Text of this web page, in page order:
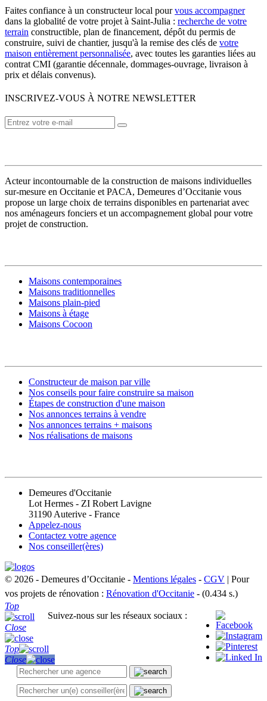
Faites confiance à un constructeur local pourvous accompagner
dans la globalité de votre projet à Saint-Julia : recherche de votre
terrain constructible, plan de financement, dépôt du permis de
construire, suivi de chantier, jusqu'à la remise des clés de votre
maison entièrement personnalisée, avec toutes les garanties liées au
contrat CMI (garantie décennale, dommages-ouvrage, livraison à
prix et délais convenus).
INSCRIVEZ-VOUS À NOTRE NEWSLETTER
Acteur incontournable de la construction de maisons individuelles
sur-mesure en Occitanie et PACA, Demeures d’Occitanie vous
propose un large choix de terrains disponibles en partenariat avec
nos aménageurs fonciers et un accompagnement global pour votre
projet de construction.
Maisons contemporaines
Maisons traditionnelles
Maisons plain-pied
Maisons à étage
Maisons Cocoon
Constructeur de maison par ville
Nos conseils pour faire construire sa maison
Étapes de construction d'une maison
Nos annonces terrains à vendre
Nos annonces terrains + maisons
Nos réalisations de maisons
Demeures d'Occitanie
Lot Hermes - ZI Robert Lavigne
31190 Auterive - France
Appelez-nous
Contactez votre agence
Nos conseiller(ères)
© 2026 - Demeures d’Occitanie - Mentions légales - CGV | Pour
vos projets de rénovation : Rénovation d'Occitanie - (0.434 s.)
Suivez-nous sur les réseaux sociaux :
Top
Close
Top
Close